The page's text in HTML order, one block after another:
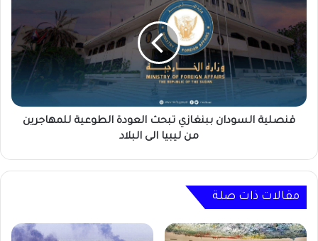
تبحث
العودة
الطوعية
للمهاجرين
ليبيا
قنصلية السودان ببنغازي تبحث العودة الطوعية للمهاجرين
من ليبيا الى البلاد
مقالات ذات صلة